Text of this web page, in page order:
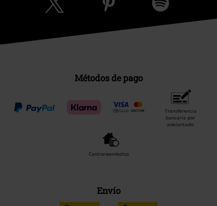
Métodos de pago
Transferencia
bancaria por
adelantado
Contrareembolso
Envío